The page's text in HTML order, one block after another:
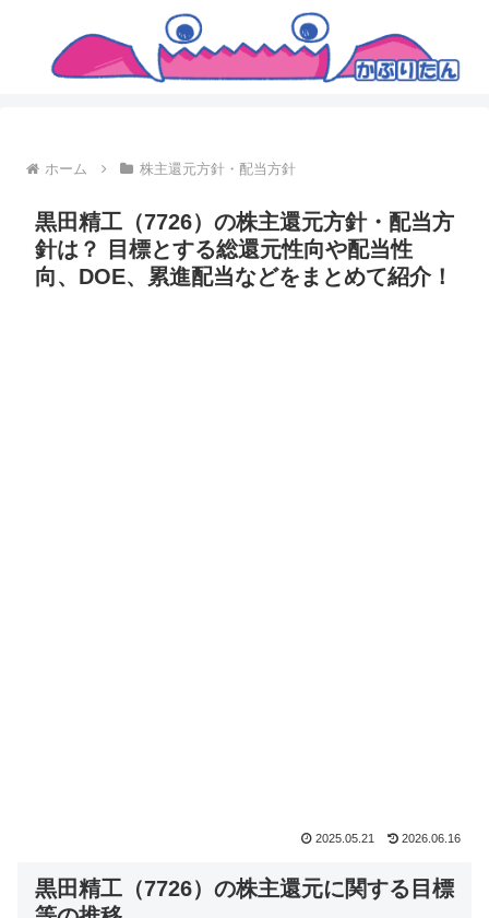
ホーム 株主還元方針・配当方針
黒田精工（7726）の株主還元方針・配当方
針は？ 目標とする総還元性向や配当性
向、DOE、累進配当などをまとめて紹介！
2025.05.21 2026.06.16
黒田精工（7726）の株主還元に関する目標